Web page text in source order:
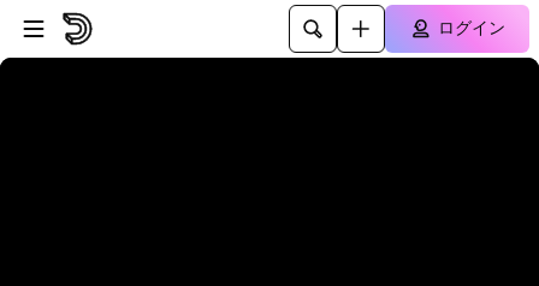
プレイヤーにスキップ
メインコンテンツにスキップ
ログイン